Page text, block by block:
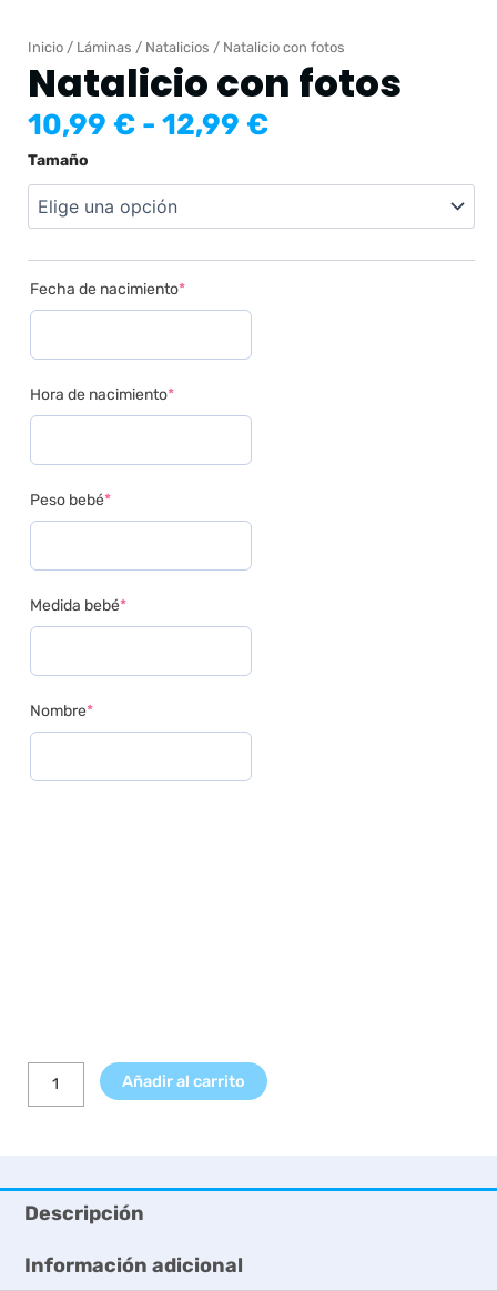
Inicio / Láminas / Natalicios / Natalicio con fotos
Natalicio con fotos
10,99 € - 12,99 €Rango
10,99 €
hasta
Tamaño
Fecha de nacimiento*(required)
Hora de nacimiento*(required)
Peso bebé*(required)
Medida bebé*(required)
Nombre*(required)
Natalicio
con
fotos
cantidad
Añadir al carrito
Descripción
Información adicional